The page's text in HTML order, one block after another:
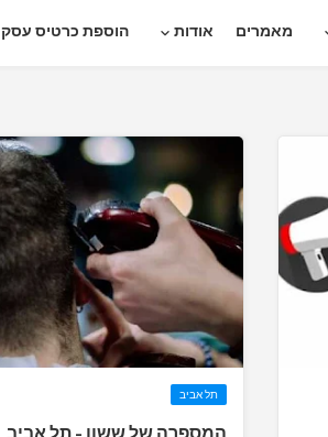
מאמרים אודות הוספת כרטיס עסק
תל אביב